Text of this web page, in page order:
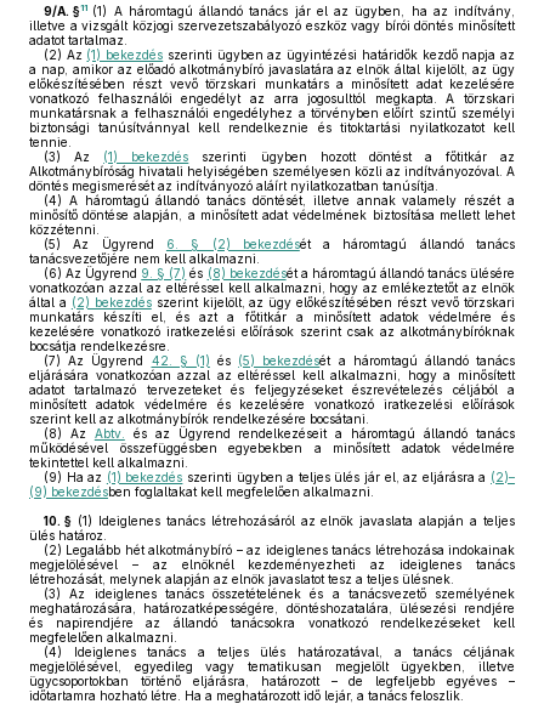
9/A. §11 (1) A háromtagú állandó tanács jár el az ügyben, ha az indítvány,
illetve a vizsgált közjogi szervezetszabályozó eszköz vagy bírói döntés minősített
adatot tartalmaz.
(2) Az (1) bekezdés szerinti ügyben az ügyintézési határidők kezdő napja az
a nap, amikor az előadó alkotmánybíró javaslatára az elnök által kijelölt, az ügy
előkészítésében részt vevő törzskari munkatárs a minősített adat kezelésére
vonatkozó felhasználói engedélyt az arra jogosulttól megkapta. A törzskari
munkatársnak a felhasználói engedélyhez a törvényben előírt szintű személyi
biztonsági tanúsítvánnyal kell rendelkeznie és titoktartási nyilatkozatot kell
tennie.
(3) Az (1) bekezdés szerinti ügyben hozott döntést a főtitkár az
Alkotmánybíróság hivatali helyiségében személyesen közli az indítványozóval. A
döntés megismerését az indítványozó aláírt nyilatkozatban tanúsítja.
(4) A háromtagú állandó tanács döntését, illetve annak valamely részét a
minősítő döntése alapján, a minősített adat védelmének biztosítása mellett lehet
közzétenni.
(5) Az Ügyrend 6. § (2) bekezdését a háromtagú állandó tanács
tanácsvezetőjére nem kell alkalmazni.
(6) Az Ügyrend 9. § (7) és (8) bekezdését a háromtagú állandó tanács ülésére
vonatkozóan azzal az eltéréssel kell alkalmazni, hogy az emlékeztetőt az elnök
által a (2) bekezdésszerint kijelölt, az ügy előkészítésében részt vevő törzskari
munkatárs készíti el, és azt a főtitkár a minősített adatok védelmére és
kezelésére vonatkozó iratkezelési előírások szerint csak az alkotmánybíróknak
bocsátja rendelkezésre.
(7) Az Ügyrend 42. § (1) és (5) bekezdését a háromtagú állandó tanács
eljárására vonatkozóan azzal az eltéréssel kell alkalmazni, hogy a minősített
adatot tartalmazó tervezeteket és feljegyzéseket észrevételezés céljából a
minősített adatok védelmére és kezelésére vonatkozó iratkezelési előírások
szerint kell az alkotmánybírók rendelkezésére bocsátani.
(8) Az Abtv.
és az Ügyrend rendelkezéseit a háromtagú állandó tanács
működésével összefüggésben egyebekben a minősített adatok védelmére
tekintettel kell alkalmazni.
(9) Ha az (1) bekezdés szerinti ügyben a teljes ülés jár el, az eljárásra a (2)–
(9) bekezdésben foglaltakat kell megfelelően alkalmazni.
10. § (1) Ideiglenes tanács létrehozásáról az elnök javaslata alapján a teljes
ülés határoz.
(2) Legalább hét alkotmánybíró – az ideiglenes tanács létrehozása indokainak
megjelölésével – az elnöknél kezdeményezheti az ideiglenes tanács
létrehozását, melynek alapján az elnök javaslatot tesz a teljes ülésnek.
(3) Az ideiglenes tanács összetételének és a tanácsvezető személyének
meghatározására, határozatképességére, döntéshozatalára, ülésezési rendjére
és napirendjére az állandó tanácsokra vonatkozó rendelkezéseket kell
megfelelően alkalmazni.
(4) Ideiglenes tanács a teljes ülés határozatával, a tanács céljának
megjelölésével, egyedileg vagy tematikusan megjelölt ügyekben, illetve
ügycsoportokban történő eljárásra, határozott – de legfeljebb egyéves –
időtartamra hozható létre. Ha a meghatározott idő lejár, a tanács feloszlik.